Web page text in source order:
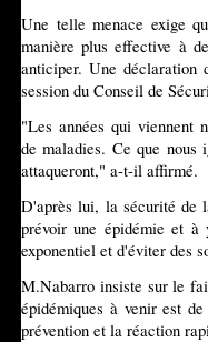
Une telle menace exige
manière plus effective à
anticiper. Une
session du Conseil de
"Les années qui viennent
de maladies. Ce que nous
attaqueront," a-t-il affirmé.
D'après lui, la sécurité de
prévoir une épidémie et à
exponentiel et d'éviter des
M.Nabarro insiste sur le
épidémiques à venir est
prévention et la réaction